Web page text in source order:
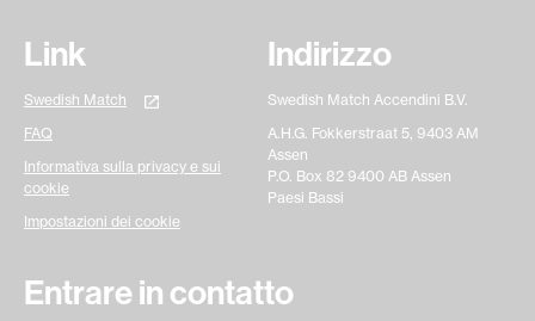
Link
Swedish Match
FAQ
Informativa sulla privacy e sui
cookie
Impostazioni dei cookie
Indirizzo
Swedish Match Accendini B.V.
A.H.G. Fokkerstraat 5, 9403 AM
Assen
P.O. Box 82 9400 AB Assen
Paesi Bassi
Entrare in contatto